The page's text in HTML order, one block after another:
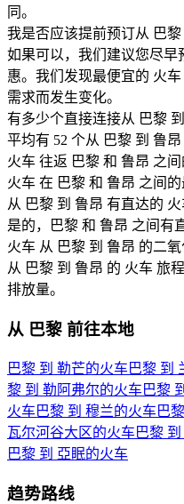
同。
我是否应该提前预订从 巴黎
如果可以，我们建议您尽
惠。我们发现最便宜的 火
需求而发生变化。
有多少个直接连接从 巴黎 到
平均有 52 个从 巴黎 到 鲁昂
火车 往返 巴黎 和 鲁昂 之
火车 在 巴黎 和 鲁昂 之间
从 巴黎 到 鲁昂 有直达的 火
是的，巴黎 和 鲁昂 之间有
火车 从 巴黎 到 鲁昂 的二氧
从 巴黎 到 鲁昂 的 火车 旅
排放量。
从 巴黎 前往本地
巴黎 到 勒芒的火车 巴黎 到
黎 到 勒阿弗尔的火车 巴黎
火车 巴黎 到 穆兰的火车 巴
瓦尔河谷大区的火车 巴黎
巴黎 到 亞眠的火车
趋势路线